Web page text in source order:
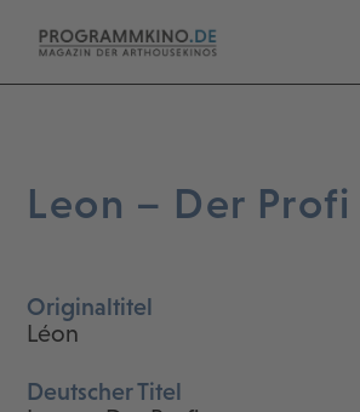
Leon – Der Profi
Originaltitel
Léon
Deutscher Titel